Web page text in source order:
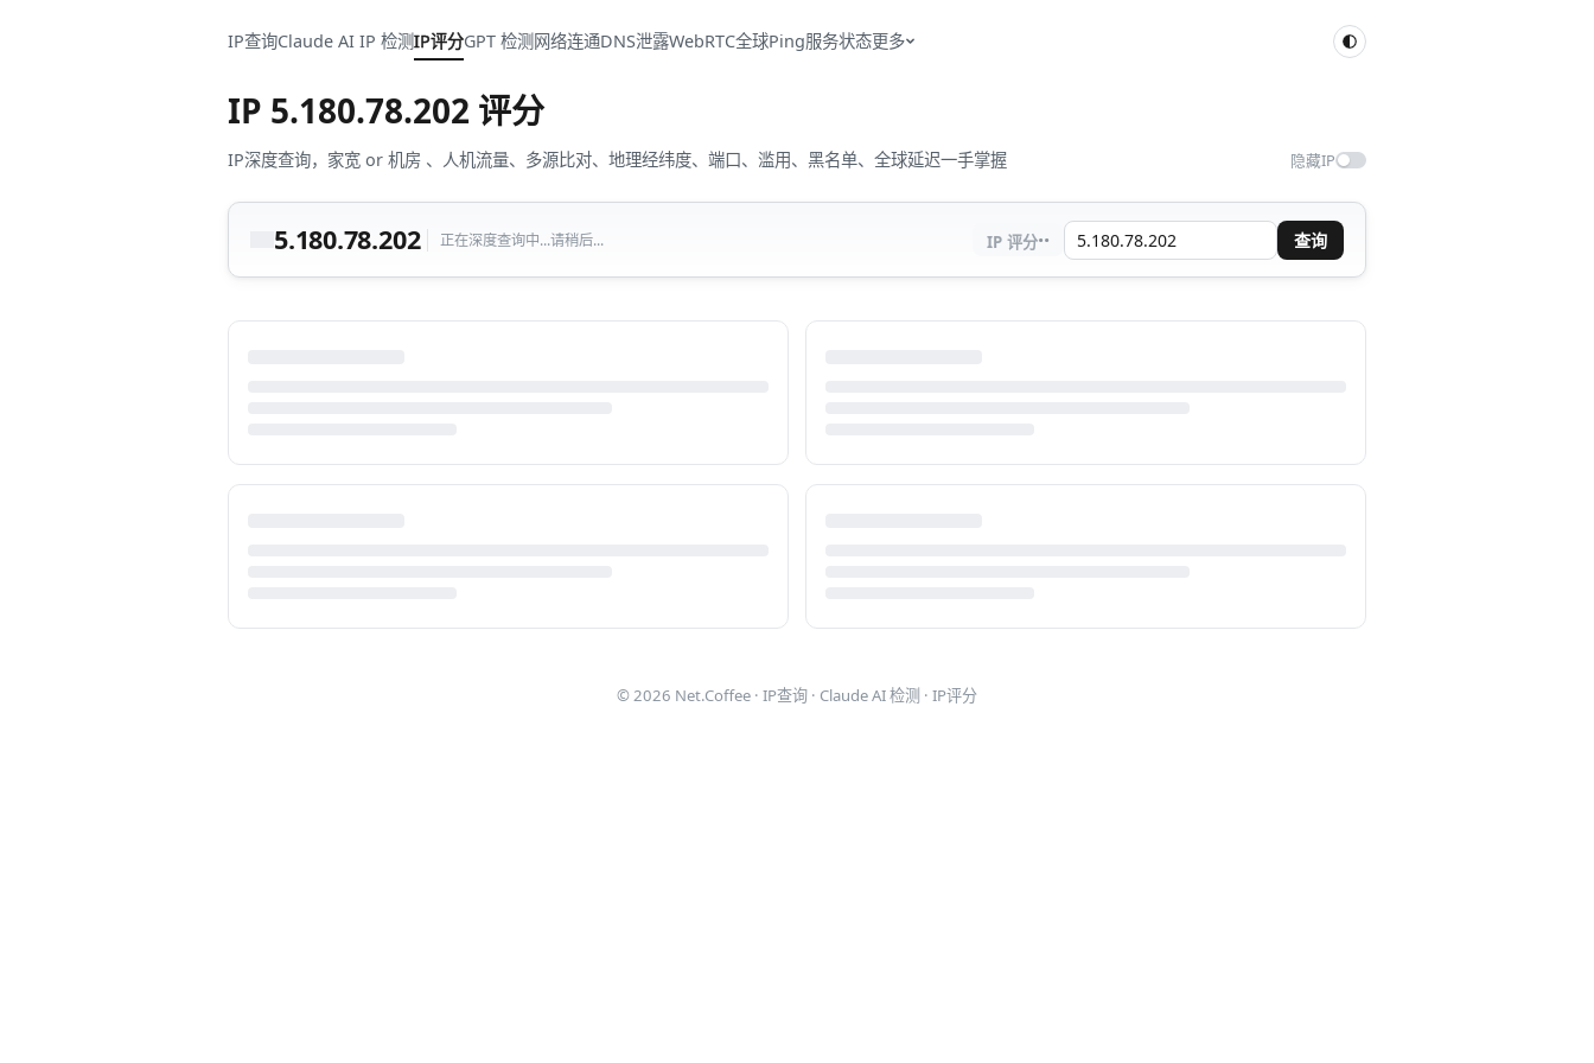
IP查询Claude AI IP 检测IP评分GPT 检测网络连通DNS泄露WebRTC全球Ping服务状态更多
IP 5.180.78.202 评分
IP深度查询，家宽 or 机房 、人机流量、多源比对、地理经纬度、端口、滥用、黑名单、全球延迟一手掌握 隐藏IP
5.180.78.202 正在深度查询中...请稍后... IP 评分·· 查询
© 2026 Net.Coffee · IP查询 · Claude AI 检测 · IP评分